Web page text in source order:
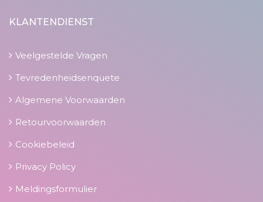
KLANTENDIENST
Veelgestelde Vragen
Tevredenheidsenquete
Algemene Voorwaarden
Retourvoorwaarden
Cookiebeleid
Privacy Policy
Meldingsformulier